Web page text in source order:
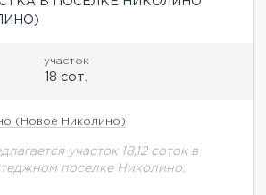
участок
18 сот.
(Новое Николино)
участок 18,12 соток в
поселке Николино.